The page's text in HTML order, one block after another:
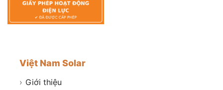
Việt Nam Solar
› Giới thiệu